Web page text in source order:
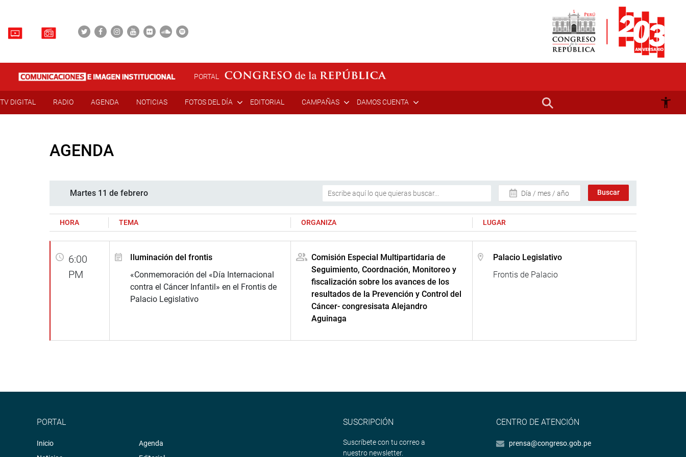
PORTAL
TV DIGITAL RADIO AGENDA NOTICIAS FOTOS DEL DÍA EDITORIAL CAMPAÑAS DAMOS CUENTA
AGENDA
Martes 11 de febrero Día / mes / año
HORA TEMA ORGANIZA LUGAR
6:00
PM
Iluminación del frontis
«Conmemoración del «Día Internacional
contra el Cáncer Infantil» en el Frontis de
Palacio Legislativo
Comisión Especial Multipartidaria de
Seguimiento, Coordnación, Monitoreo y
fiscalización sobre los avances de los
resultados de la Prevención y Control del
Cáncer- congresisata Alejandro
Aguinaga
Palacio Legislativo
Frontis de Palacio
PORTAL
Inicio
Agenda
SUSCRIPCIÓN
Suscríbete con tu correo a
nuestro newsletter.
CENTRO DE ATENCIÓN
prensa@congreso.gob.pe